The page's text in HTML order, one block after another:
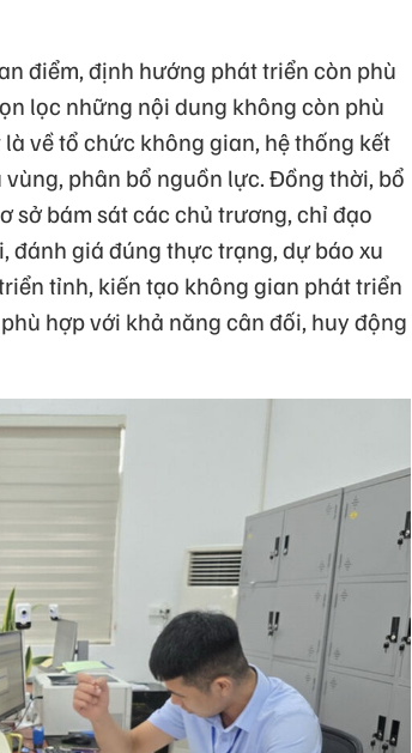
điểm, định hướng phát triển còn phù
lọc những nội dung không còn phù
về tổ chức không gian, hệ thống kết
phân bổ nguồn lực. Đồng thời, bổ
sở bám sát các chủ trương, chỉ đạo
đánh giá đúng thực trạng, dự báo xu
tỉnh, kiến tạo không gian phát triển
hợp với khả năng cân đối, huy động